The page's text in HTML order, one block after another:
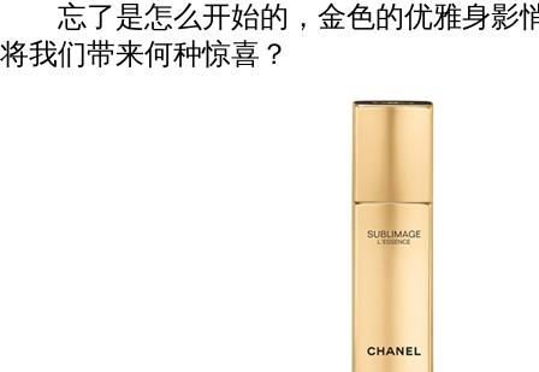
忘了是怎么开始的，金色的优雅身影
将我们带来何种惊喜？